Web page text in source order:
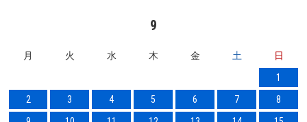
9
月 火 水 木 金 土
日
1
2
3 4 5 6 7
8